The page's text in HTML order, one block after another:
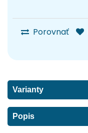
Porovnať
Varianty
Popis